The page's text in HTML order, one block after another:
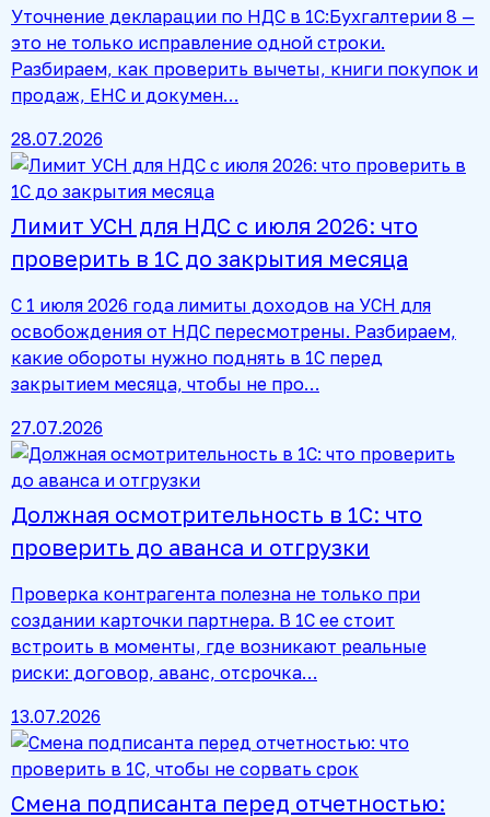
Уточнение декларации по НДС в 1С:Бухгалтерии 8 —
это не только исправление одной строки.
Разбираем, как проверить вычеты, книги покупок и
продаж, ЕНС и докумен…
28.07.2026
Лимит УСН для НДС с июля 2026: что
проверить в 1С до закрытия месяца
С 1 июля 2026 года лимиты доходов на УСН для
освобождения от НДС пересмотрены. Разбираем,
какие обороты нужно поднять в 1С перед
закрытием месяца, чтобы не про…
27.07.2026
Должная осмотрительность в 1С: что
проверить до аванса и отгрузки
Проверка контрагента полезна не только при
создании карточки партнера. В 1С ее стоит
встроить в моменты, где возникают реальные
риски: договор, аванс, отсрочка…
13.07.2026
Смена подписанта перед отчетностью: